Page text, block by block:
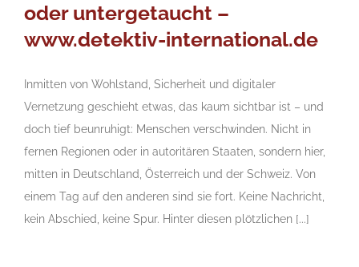
oder untergetaucht –
www.detektiv-international.de
Inmitten von Wohlstand, Sicherheit und digitaler
Vernetzung geschieht etwas, das kaum sichtbar ist – und
doch tief beunruhigt: Menschen verschwinden. Nicht in
fernen Regionen oder in autoritären Staaten, sondern hier,
mitten in Deutschland, Österreich und der Schweiz. Von
einem Tag auf den anderen sind sie fort. Keine Nachricht,
kein Abschied, keine Spur. Hinter diesen plötzlichen [...]